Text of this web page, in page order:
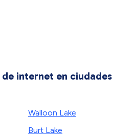
internet en ciudades
Walloon Lake
Burt Lake